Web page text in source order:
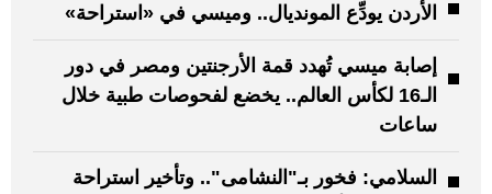
الأردن يودِّع المونديال.. وميسي في «استراحة»
إصابة ميسي تُهدد قمة الأرجنتين ومصر في دور
الـ16 لكأس العالم.. يخضع لفحوصات طبية خلال
ساعات
السلامي: فخور بـ"النشامى".. وتأخير استراحة